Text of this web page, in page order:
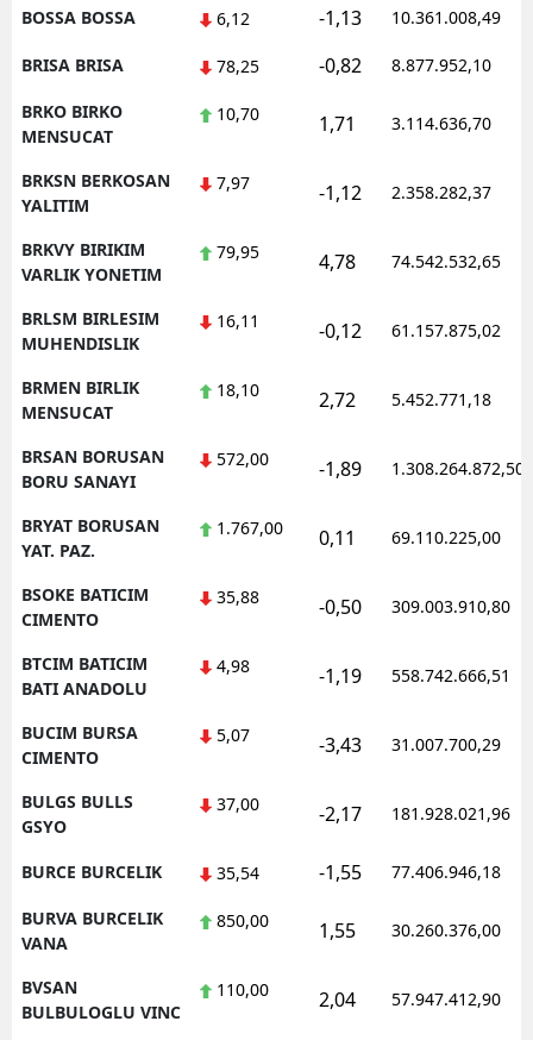
BOSSA BOSSA 6,12 -1,13 10.361.008,49
BRISA BRISA 78,25 -0,82 8.877.952,10
BRKO BIRKO
MENSUCAT
10,70 1,71 3.114.636,70
BRKSN BERKOSAN
YALITIM
7,97 -1,12 2.358.282,37
BRKVY BIRIKIM
VARLIK YONETIM
79,95 4,78 74.542.532,65
BRLSM BIRLESIM
MUHENDISLIK
16,11 -0,12 61.157.875,02
BRMEN BIRLIK
MENSUCAT
18,10 2,72 5.452.771,18
BRSAN BORUSAN
BORU SANAYI
572,00 -1,89 1.308.264.872,50
BRYAT BORUSAN
YAT. PAZ.
1.767,00 0,11 69.110.225,00
BSOKE BATICIM
CIMENTO
35,88 -0,50 309.003.910,80
BTCIM BATICIM
BATI ANADOLU
4,98 -1,19 558.742.666,51
BUCIM BURSA
CIMENTO
5,07 -3,43 31.007.700,29
BULGS BULLS
GSYO
37,00 -2,17 181.928.021,96
BURCE BURCELIK 35,54 -1,55 77.406.946,18
BURVA BURCELIK
VANA
850,00 1,55 30.260.376,00
BVSAN
BULBULOGLU VINC
110,00 2,04 57.947.412,90